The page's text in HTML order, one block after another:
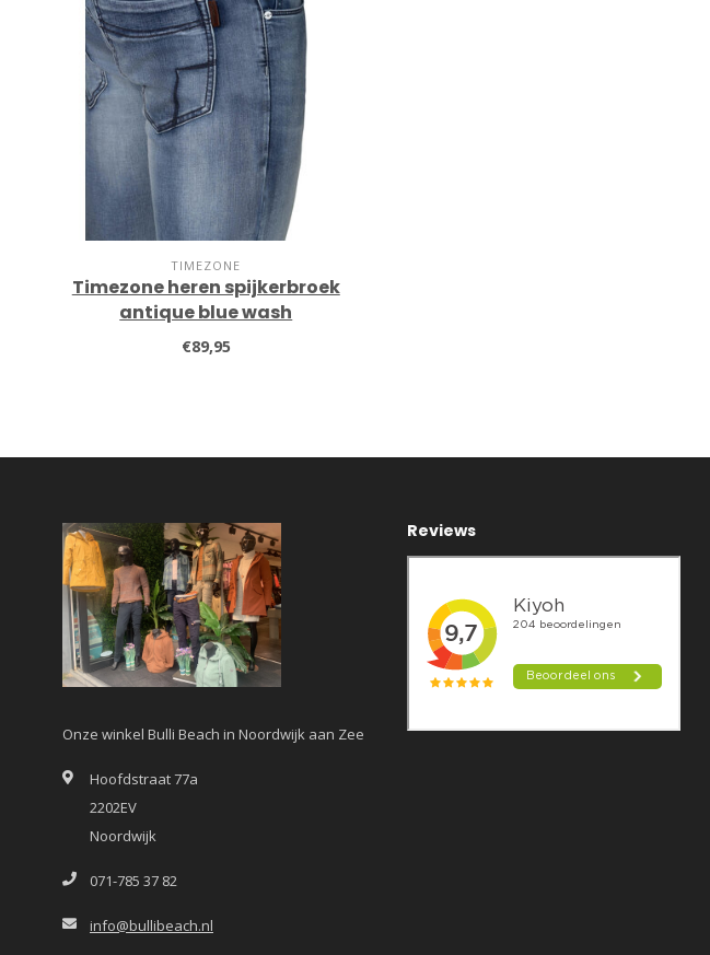
TIMEZONE
Timezone heren spijkerbroek
antique blue wash
€89,95
Onze winkel Bulli Beach in Noordwijk aan Zee
Hoofdstraat 77a
2202EV
Noordwijk
071-785 37 82
info@bullibeach.nl
Reviews